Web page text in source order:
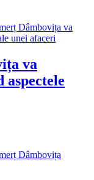
va